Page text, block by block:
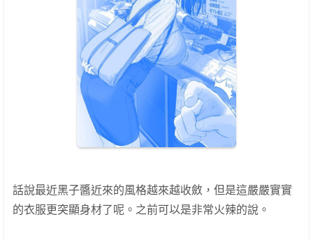
話說最近黑子醬近來的風格越來越收斂，但是這嚴嚴實實
的衣服更突顯身材了呢。之前可以是非常火辣的說。